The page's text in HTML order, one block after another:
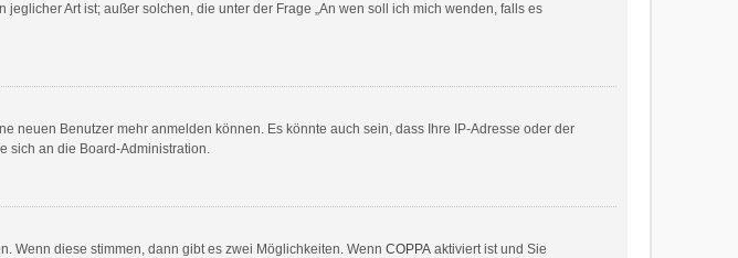
Art ist; außer solchen, die unter der Frage „An wen soll ich mich wenden, falls es
neuen Benutzer mehr anmelden können. Es könnte auch sein, dass Ihre IP-Adresse oder der
sich an die Board-Administration.
Wenn diese stimmen, dann gibt es zwei Möglichkeiten. WennCOPPA aktiviert ist und Sie